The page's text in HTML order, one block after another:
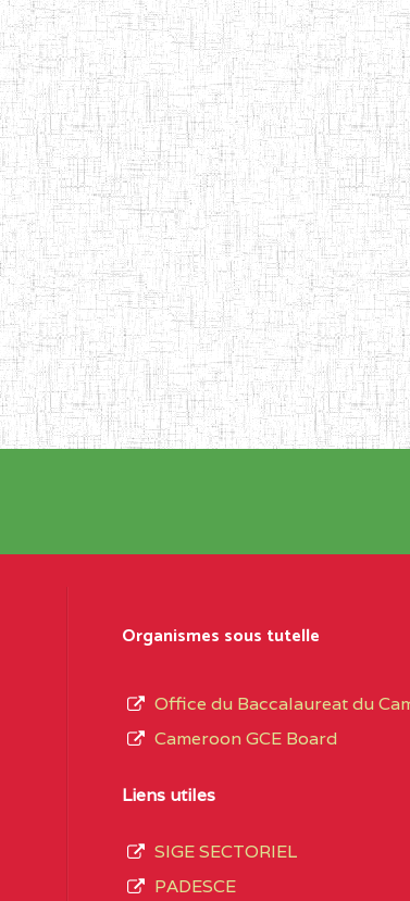
Organismes sous tutelle
Office du Baccalaureat du
Cameroon GCE Board
Liens utiles
SIGE SECTORIEL
PADESCE